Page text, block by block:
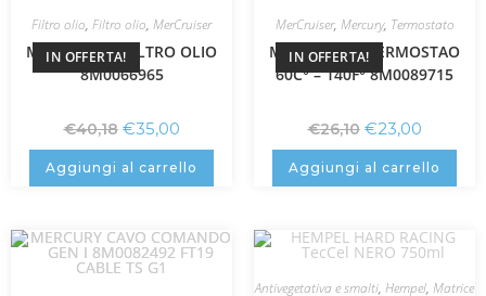
IN OFFERTA!
Filtro olio, Filtro olio, MerCruiser
MERCRUISER FILTRO OLIO
8M0066965
€40,18 €35,00
Aggiungi al carrello
IN OFFERTA!
MerCruiser, Mercury, Termostato
MERCRUISER TERMOSTAO
60C° – 140F° 8M0089715
€26,10 €23,00
Aggiungi al carrello
Antivegetativa e smalti, Hempel, Matrice